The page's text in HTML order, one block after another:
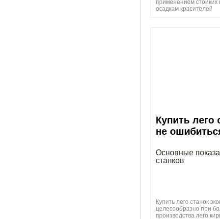
применением стойких
осадкам красителей
Купить лего
не
Основные
станков
Купить лего станок
целесообразно при
производства лего